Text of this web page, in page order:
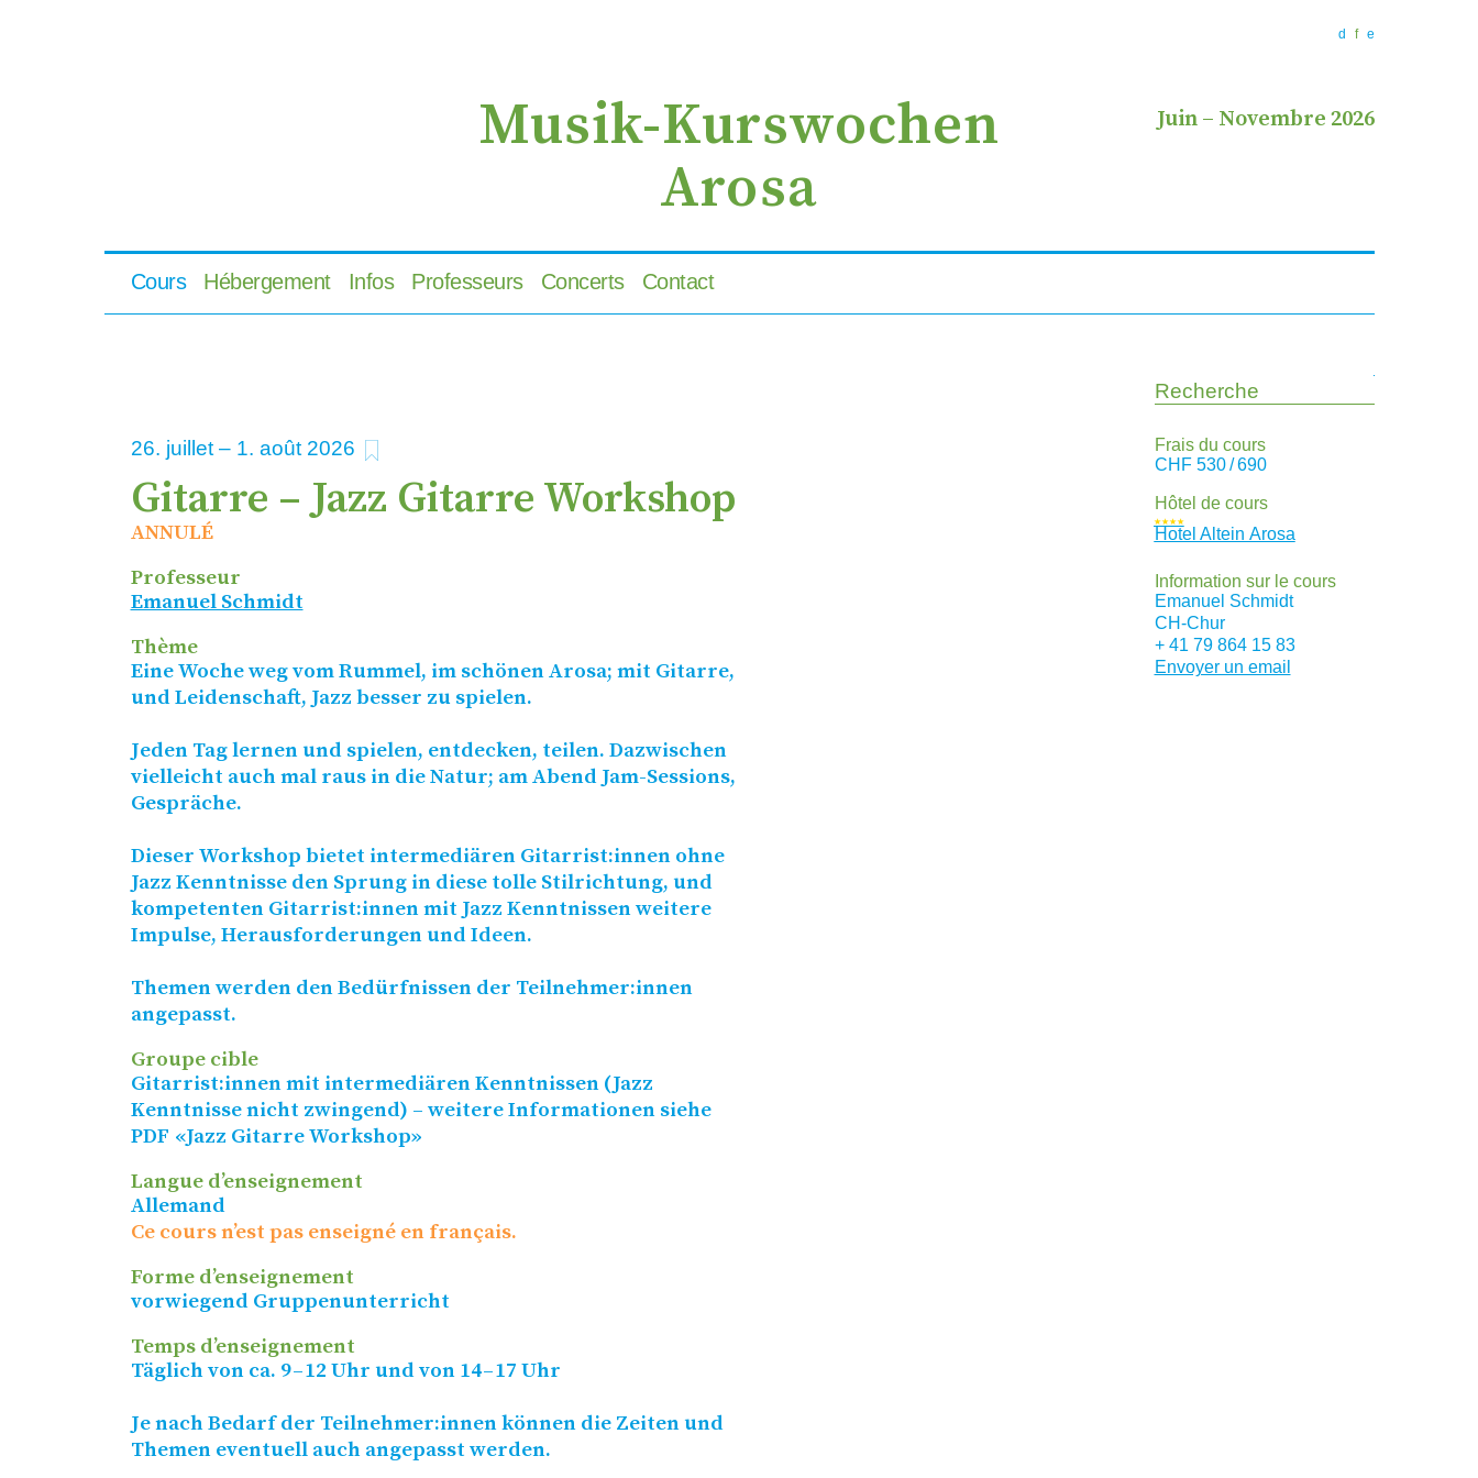
d f e
Musik-Kurswochen
Arosa
Juin– Novembre 2026
Cours Hébergement Infos Professeurs Concerts Contact
Recherche
26 – 1 2026
Gitarre – Jazz Gitarre Workshop
ANNULÉ
Professeur
Emanuel Schmidt
Thème
Eine Woche weg vom Rummel, im schönen Arosa; mit Gitarre,
und Leidenschaft, Jazz besser zu spielen.
Jeden Tag lernen und spielen, entdecken, teilen. Dazwischen
vielleicht auch mal raus in die Natur; am Abend Jam-Sessions,
Gespräche.
Dieser Workshop bietet intermediären Gitarrist:innen ohne
Jazz Kenntnisse den Sprung in diese tolle Stilrichtung, und
kompetenten Gitarrist:innen mit Jazz Kenntnissen weitere
Impulse, Herausforderungen und Ideen.
Themen werden den Bedürfnissen der Teilnehmer:innen
angepasst.
Groupe cible
Gitarrist:innen mit intermediären Kenntnissen (Jazz
Kenntnisse nicht zwingend) – weitere Informationen siehe
PDF «Jazz Gitarre Workshop»
Langue d’enseignement
Allemand
Ce cours n’est pas enseigné en français.
Forme d’enseignement
vorwiegend Gruppenunterricht
Temps d’enseignement
Täglich von ca. 9 – 12 Uhr und von 14 – 17 Uhr
Je nach Bedarf der Teilnehmer:innen können die Zeiten und
Themen eventuell auch angepasst werden.
Frais du cours
CHF 530 / 690
Hôtel de cours
★★★★
Hotel Altein Arosa
Information sur le cours
Emanuel Schmidt
CH-Chur
+ 41 79 864 15 83
Envoyer un email